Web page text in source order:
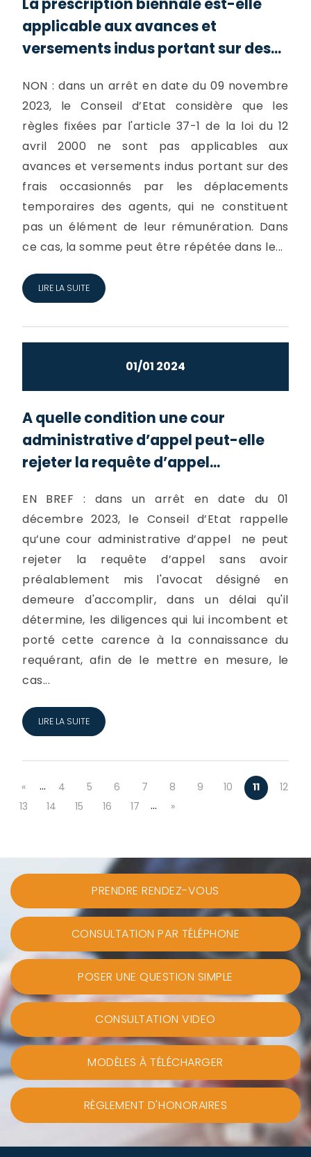
applicable aux avances et
versements indus portant sur des...
NON : dans un arrêt en date du 09 novembre
2023, le Conseil d’Etat considère que les
règles fixées par l'article 37-1 de la loi du 12
avril 2000 ne sont pas applicables aux
avances et versements indus portant sur des
frais occasionnés par les déplacements
temporaires des agents, qui ne constituent
pas un élément de leur rémunération. Dans
ce cas, la somme peut être répétée dans le...
LIRE LA SUITE
01/01 2024
A quelle condition une cour
administrative d’appel peut-elle
rejeter la requête d’appel...
EN BREF : dans un arrêt en date du 01
décembre 2023, le Conseil d’Etat rappelle
qu’une cour administrative d’appel ne peut
rejeter la requête d’appel sans avoir
préalablement mis l'avocat désigné en
demeure d'accomplir, dans un délai qu'il
détermine, les diligences qui lui incombent et
porté cette carence à la connaissance du
requérant, afin de le mettre en mesure, le
cas...
LIRE LA SUITE
« … 4 5 6 7 8 9 10 11
12
13
14 15 16 17 … »
PRENDRE RENDEZ-VOUS
CONSULTATION PAR TÉLÉPHONE
POSER UNE QUESTION SIMPLE
CONSULTATION VIDEO
MODÈLES À TÉLÉCHARGER
RÈGLEMENT D'HONORAIRES